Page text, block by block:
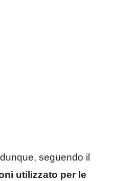
seguendo il
utilizzato per le